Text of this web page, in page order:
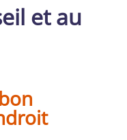
et au